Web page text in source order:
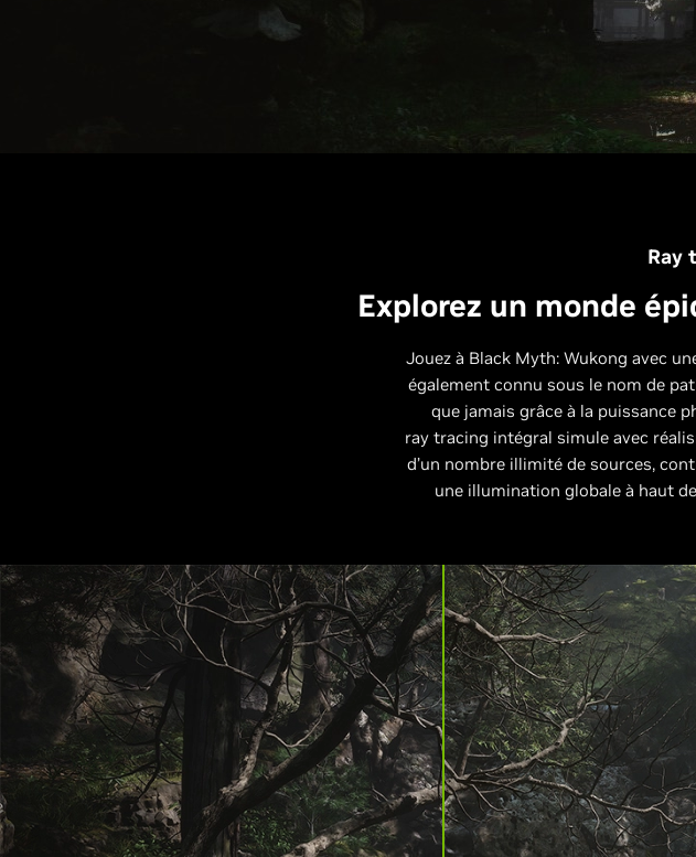
Ray
Explorez un monde
Jouez à Black Myth: Wukong avec
également connu sous le nom de
que jamais grâce à la puissance
ray tracing intégral simule avec
d’un nombre illimité de sources,
une illumination globale à haut